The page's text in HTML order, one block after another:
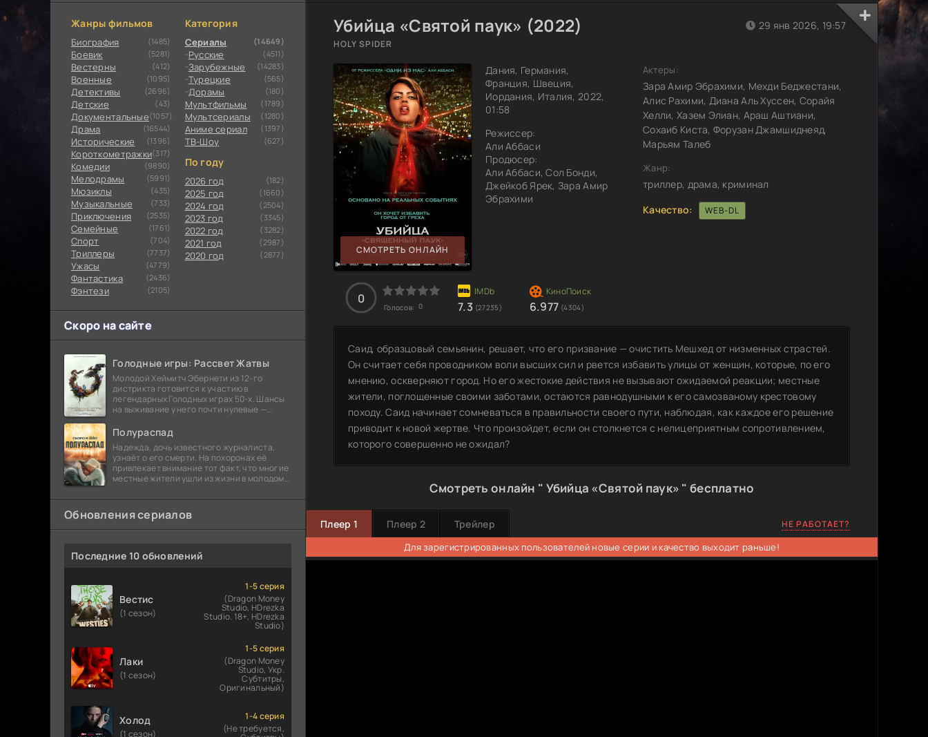
Жанры фильмов
Биография (1485)
Боевик (5281)
Вестерны (412)
Военные (1095)
Детективы (2696)
Детские (43)
Документальные(1057)
Драма (16544)
Исторические (1396)
Короткометражки(317)
Комедии (9890)
Мелодрамы (5991)
Мюзиклы (435)
Музыкальные (733)
Приключения (2535)
Семейные (1761)
Cпорт (704)
Триллеры (7737)
Ужасы (4779)
Фантастика (2436)
Фэнтези (2105)
Категория
Сериалы (14649)
Русские (4511)
Зарубежные (14283)
Турецкие (565)
Дорамы (180)
Мультфильмы (1789)
Мультсериалы (1280)
Аниме сериал (1397)
ТВ-Шоу (627)
По году
2026 год (182)
2025 год (1660)
2024 год (2504)
2023 год (3345)
2022 год (3282)
2021 год (2987)
2020 год (2877)
Скоро на сайте
Голодные игры: Рассвет Жатвы
Молодой Хеймитч Эбернети из 12-го
дистрикта готовится к участию в
легендарных Голодных играх 50-х. Шансы
на выживание у него почти нулевые —
победу еще сорок
Полураспад
Надежда, дочь известного журналиста,
узнаёт о его смерти. На похоронах её
привлекает внимание тот факт, что многие
местные жители ушли из жизни в молодом
бомбы
Обновления сериалов
Последние 10 обновлений
Вестис
(1 сезон)
1-5 серия
(Dragon Money
Studio, HDrezka
Studio. 18+, HDrezka
Studio)
Лаки
(1 сезон)
1-5 серия
(Dragon Money
Studio, Укр.
Субтитры,
Оригинальный)
Холод
(1 сезон)
1-4 серия
(Не требуется,
Убийца «Святой паук» (2022)
HOLY SPIDER
СМОТРЕТЬ ОНЛАЙН
Дания, Германия,
Франция, Швеция,
Иордания, Италия, 2022,
01:58
Режиссер:
Али Аббаси
Продюсер:
Али Аббаси, Сол Бонди,
Джейкоб Ярек, Зара Амир
Эбрахими
29 янв 2026, 19:57
Актеры:
Зара Амир Эбрахими, Мехди Беджестани,
Алис Рахими, Диана Аль Хуссен, Сорайя
Хелли, Хазем Элиан, Араш Аштиани,
Сохаиб Киста, Форузан Джамшиднеяд,
Марьям Талеб
Жанр:
триллер, драма, криминал
Качество:
WEB-DL
0
Голосов: 0 7.3 (27235) 6.977 (4304)
Саид, образцовый семьянин, решает, что его призвание — очистить Мешхед от низменных страстей.
Он считает себя проводником воли высших сил и рвется избавить улицы от женщин, которые, по его
мнению, оскверняют город. Но его жестокие действия не вызывают ожидаемой реакции; местные
жители, поглощенные своими заботами, остаются равнодушными к его самозваному крестовому
походу. Саид начинает сомневаться в правильности своего пути, наблюдая, как каждое его решение
приводит к новой жертве. Что произойдет, если он столкнется с нелицеприятным сопротивлением,
которого совершенно не ожидал?
Смотреть онлайн " Убийца «Святой паук» " бесплатно
Плеер 1 Плеер 2 Трейлер НЕ РАБОТАЕТ?
Для зарегистрированных пользователей новые серии и качество выходит раньше!